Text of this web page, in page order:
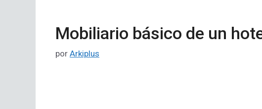
Mobiliario básico de un
por Arkiplus